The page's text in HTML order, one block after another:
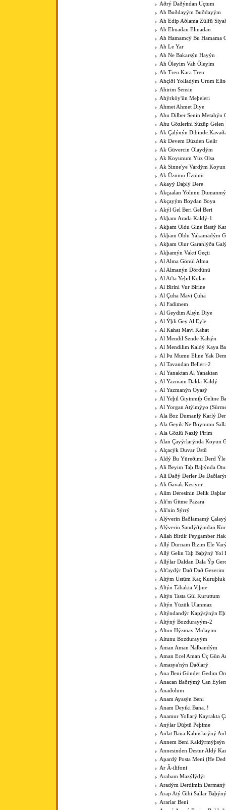
Aðrý Daðýndan Uçtum
Ah Buðdayým Buðdayým
Ah Edip Aðlama Zülfü
Ah Elmadan Elmadan
Ah Hamamcý Bu Hamama
Ah Le Yar
Ah Ne Bakarsýn Hayýn
Ah Öleyim Vah Öleyim
Ah Tren Kara Tren
Ahçiði Yolladým Urum
Ahirim Sensin
Ahýrköy'ün Meþeleri
Ahmet Ahmet Diye
Ahu Dilber Senin Metahýn
Ahu Gözlerini Süzüp Gelen
Ak Çalýnýn Dibinde
Ak Devem Düzden Gelir
Ak Güvercin Olaydým
Ak Koyunum Yüz Olsa
Ak Sinne'ye Vardým Koyun
Ak Üzümü Üzümü
Akayý Daþlý Dere
Akçaalan Yolunu
Akçayým Boydan Boya
Akýl Gel Beri Gel Beri
Akþam Arada Kaldý-1
Akþam Oldu Gine Bastý
Akþam Oldu Yakamadým
Akþam Olur Garanlýða
Akþamýn Vakti Geçti
Al Alma Gönül Alma
Al Almanýn Dördünü
Al At'ta Yeþil Kolan
Al Birini Vur Birine
Al Çuha Mavi Çuha
Al Fadimem
Al Geydim Alsýn Diye
Al Ýþli Gey Al Eyle
Al Kahat Mavi Kahat
Al Mendil Sende Kalsýn
Al Mendilim Kaldý Kaya
Al Þu Mumu Eline Yak
Al Tavandan Belleri-2
Al Yanaktan Al Yanaktan
Al Yazmam Dalda Kaldý
Al Yazmanýn Oyasý
Al Yeþil Giyinmiþ Geline
Al Yorgan Atýlmýyo
Ala Boz Dumanlý Karlý
Ala Geyik Ne Boynunu
Ala Gözlü Nazlý Pirim
Alan Çayýrlarýnda Koyun
Alçacýk Duvar Üstü
Aldý Bu Yüreðimi Derd
Ali Beyim Taþ Baþýnda
Ali Daðý Derler De
Ali Gavak Kesiyor
Alim Deresinin Delik
Ali'm Gitme Pazara
Ali'nin Sýrrý
Alýverin Baðlamamý
Alýverin Sandýðýmdan
Allah Birdir Peygamber Hak
Allý Durnam Bizim Ele
Allý Gelin Taþ Baþýný Yol
Allýlar Daldan Dala Ýp
Alt'aydýr Dað Dað Gezerim
Altým Üstüm Kaç Kuruþluk
Altýn Tabakta Viþne
Altýn Tasta Gül Kuruttum
Altýn Yüzük Ulanmaz
Altýndandýr Kapýsýnýn
Altýný Bozdurayým-2
Altun Hýzmav Mülayim
Altunu Bozdurayým
Aman Aman Nalbandým
Aman Ecel Aman Üç Gün
Amasya'nýn Daðlarý
Ana Beni Gönder Gedim
Anacan Baðrýmý Can
Anadolum
Anam Ayasýn Beni
Anam Deyiki Bana..!
Anamur Yollarý Kayrakta
Anýlar Düþtü Peþime
Anlat Bana Kabuslarýný
Annem Beni
Annesinden Destur Aldý
Apardý Posta Meni (He
Ar Ã›ilifoni
Arabam Mazýlýdýr
Aradým Derdimin
Arap Atý Gibi Sallar Baþýný
Ararlar Beni